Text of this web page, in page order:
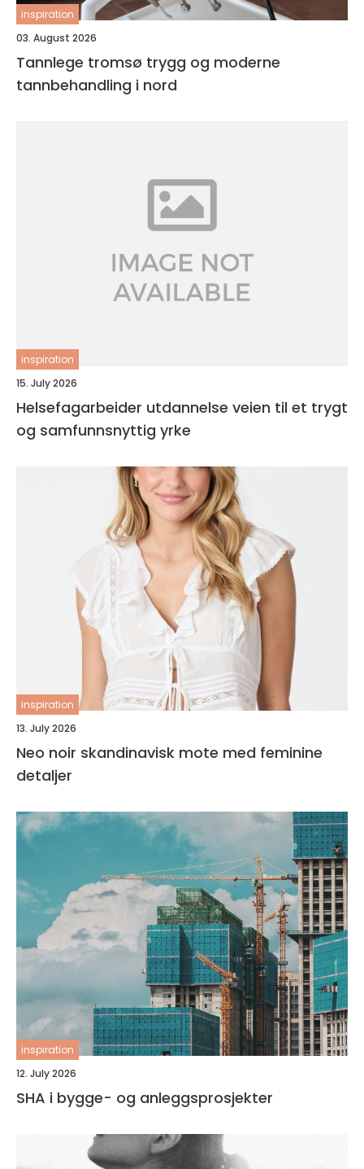
inspiration
03. August 2026
Tannlege tromsø trygg og moderne
tannbehandling i nord
inspiration
15. July 2026
Helsefagarbeider utdannelse veien til et trygt
og samfunnsnyttig yrke
inspiration
13. July 2026
Neo noir skandinavisk mote med feminine
detaljer
inspiration
12. July 2026
SHA i bygge- og anleggsprosjekter